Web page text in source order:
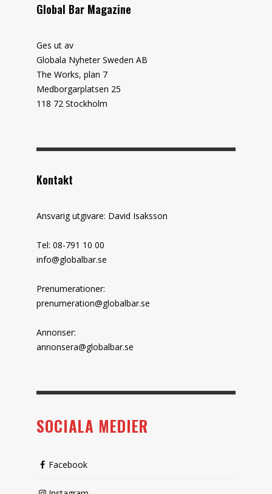
Global Bar Magazine
Ges ut av
Globala Nyheter Sweden AB
The Works, plan 7
Medborgarplatsen 25
118 72 Stockholm
Kontakt
Ansvarig utgivare: David Isaksson
Tel: 08-791 10 00
info@globalbar.se
Prenumerationer:
prenumeration@globalbar.se
Annonser:
annonsera@globalbar.se
SOCIALA MEDIER
Facebook